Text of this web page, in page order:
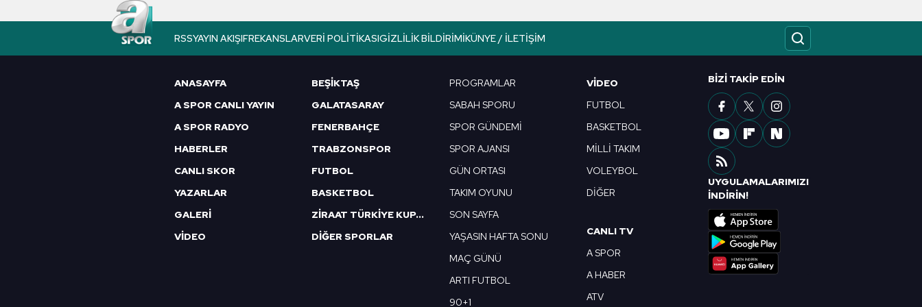
6698 sayılı Kişisel Verilerin Korunması Kanunu uyarınca hazırlanmış Aydınlatma Metnimizi okumak ve sitemizde ilgili
mevzuata uygun olarak kullanılan çerezlerle ilgili bilgi almak için lütfentıklayınız.
RSSYAYIN AKIŞIFREKANSLARVERI POLITIKASIGIZLILIK BILDIRIMIKÜNYE / İLETIŞIM
ANASAYFA
A SPOR CANLI YAYIN
A SPOR RADYO
HABERLER
CANLI SKOR
YAZARLAR
GALERİ
VİDEO
BEŞİKTAŞ
GALATASARAY
FENERBAHÇE
TRABZONSPOR
FUTBOL
BASKETBOL
ZİRAAT TÜRKİYE KUPASI
DİĞER SPORLAR
PROGRAMLAR
SABAH SPORU
SPOR GÜNDEMİ
SPOR AJANSI
GÜN ORTASI
TAKIM OYUNU
SON SAYFA
YAŞASIN HAFTA SONU
MAÇ GÜNÜ
ARTI FUTBOL
90+1
VIDEO
FUTBOL
BASKETBOL
MİLLİ TAKIM
VOLEYBOL
DİĞER
CANLI TV
A SPOR
A HABER
ATV
BIZI TAKIP EDIN
UYGULAMALARIMIZI
İNDİRİN!